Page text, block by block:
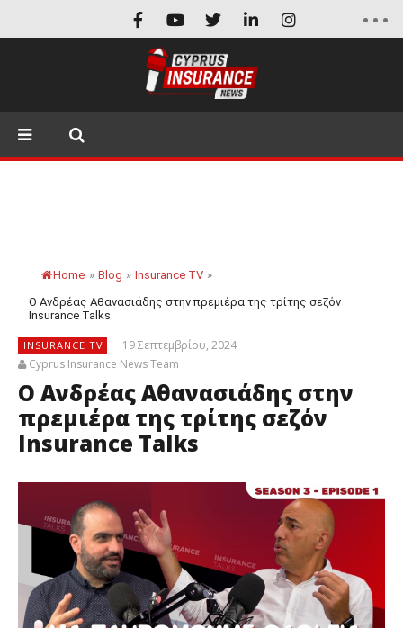
Home » Blog » Insurance TV »
Ο Ανδρέας Αθανασιάδης στην πρεμιέρα της τρίτης σεζόν
Insurance Talks
INSURANCE TV
19 Σεπτεμβρίου, 2024
Cyprus Insurance News Team
Ο Ανδρέας Αθανασιάδης στην
πρεμιέρα της τρίτης σεζόν
Insurance Talks